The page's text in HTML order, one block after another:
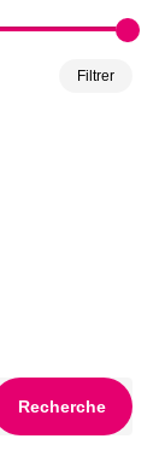
Filtrer
Recherche